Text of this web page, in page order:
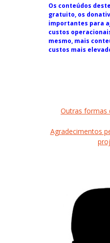
Os conteúdos
gratuito, os
importantes para
custos
mesmo, mais
custos mais
Outras formas
Agradecimentos